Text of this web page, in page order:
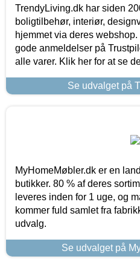
TrendyLiving.dk har siden
boligtilbehør, interiør,
hjemmet via deres
gode anmeldelser på
alle varer. Klik her for at se
Se udvalget på
MyHomeMøbler.dk er en
butikker. 80 % af deres
leveres inden for 1 uge, og
kommer fuld samlet fra
udvalg.
Se udvalget på